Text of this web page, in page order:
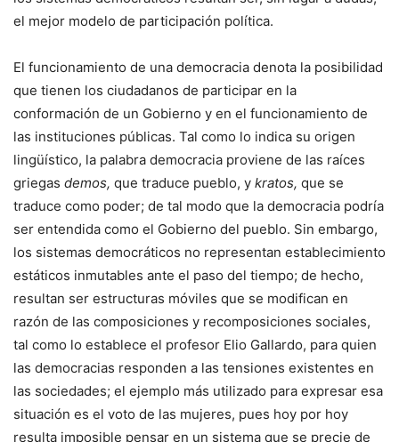
el mejor modelo de participación política.
El funcionamiento de una democracia denota la posibilidad
que tienen los ciudadanos de participar en la
conformación de un Gobierno y en el funcionamiento de
las instituciones públicas. Tal como lo indica su origen
lingüístico, la palabra democracia proviene de las raíces
griegas demos, que traduce pueblo, y kratos, que se
traduce como poder; de tal modo que la democracia podría
ser entendida como el Gobierno del pueblo. Sin embargo,
los sistemas democráticos no representan establecimiento
estáticos inmutables ante el paso del tiempo; de hecho,
resultan ser estructuras móviles que se modifican en
razón de las composiciones y recomposiciones sociales,
tal como lo establece el profesor Elio Gallardo, para quien
las democracias responden a las tensiones existentes en
las sociedades; el ejemplo más utilizado para expresar esa
situación es el voto de las mujeres, pues hoy por hoy
resulta imposible pensar en un sistema que se precie de